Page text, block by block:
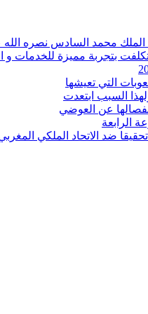
بتجربة مميزة للخدمات و
التي تعيشها
السبب ابتعدت
عن العوضي
الرابعة
ضد الاتحاد الملكي